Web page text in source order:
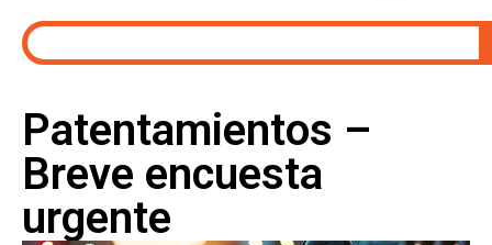
Patentamientos –
Breve encuesta
urgente